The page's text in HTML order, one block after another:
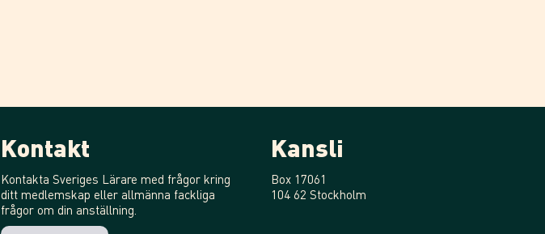
Kontakt
Kontakta Sveriges Lärare med frågor kring
ditt medlemskap eller allmänna fackliga
frågor om din anställning.
Kansli
Box 17061
104 62 Stockholm